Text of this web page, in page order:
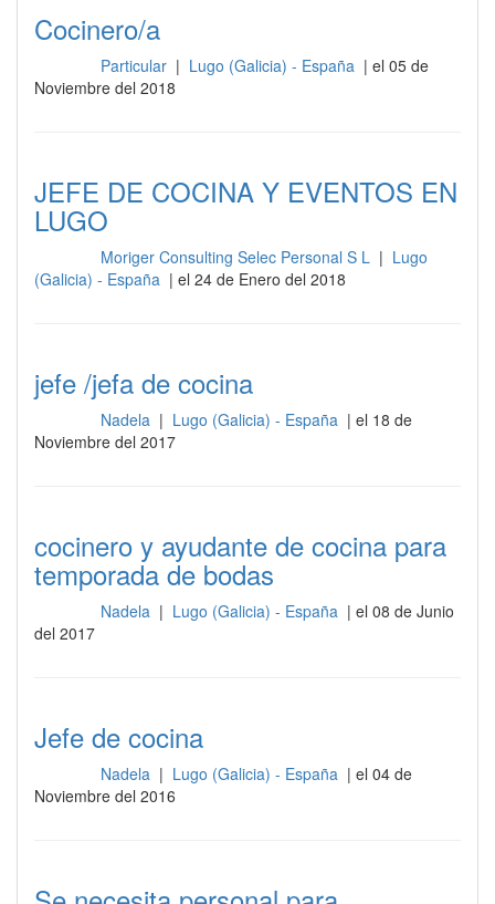
Cocinero/a
Particular | Lugo (Galicia) - España | el 05 de
Noviembre del 2018
JEFE DE COCINA Y EVENTOS EN
LUGO
Moriger Consulting Selec Personal S L | Lugo
(Galicia) - España | el 24 de Enero del 2018
jefe /jefa de cocina
Nadela | Lugo (Galicia) - España | el 18 de
Noviembre del 2017
cocinero y ayudante de cocina para
temporada de bodas
Nadela | Lugo (Galicia) - España | el 08 de Junio
del 2017
Jefe de cocina
Nadela | Lugo (Galicia) - España | el 04 de
Noviembre del 2016